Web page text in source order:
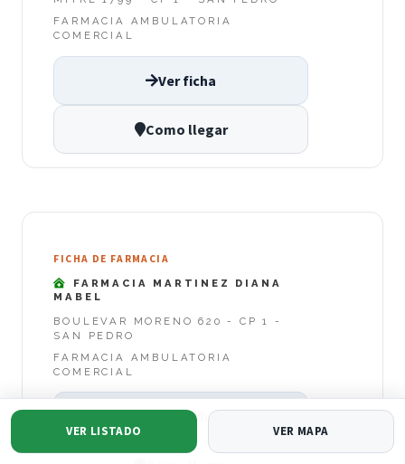
FARMACIA AMBULATORIA
COMERCIAL
Ver ficha
Como llegar
FICHA DE FARMACIA
FARMACIA MARTINEZ DIANA
MABEL
BOULEVAR MORENO 620 - CP 1 -
SAN PEDRO
FARMACIA AMBULATORIA
COMERCIAL
Ver ficha
VER LISTADO VER MAPA